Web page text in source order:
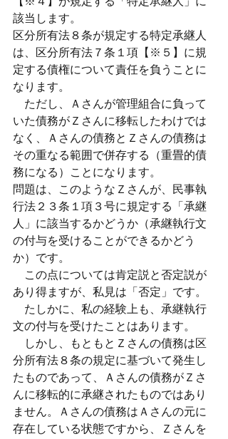
該当します。
区分所有法８条が規定する特定承継人
は、区分所有法７条１項【※５】に規
定する債権について責任を負うことに
なります。
ただし、Ａさんが管理組合に負って
いた債務がＺさんに移転したわけでは
なく、Ａさんの債務とＺさんの債務は
その重なる範囲で併存する（重畳的債
務になる）ことになります。
問題は、このようなＺさんが、民事執
行法２３条１項３号に規定する「承継
人」に該当するかどうか（承継執行文
の付与を受けることができるかどう
か）です。
この点については肯定説と否定説が
あり得ますが、私見は「否定」です。
たしかに、私の経験上も、承継執行
文の付与を受けたことはあります。
しかし、もともとＺさんの債務は区
分所有法８条の規定に基づいて発生し
たものであって、Ａさんの債務がＺさ
んに移転的に承継されたものではあり
ません。Ａさんの債務はＡさんの元に
存在している状態ですから、Ｚさんを